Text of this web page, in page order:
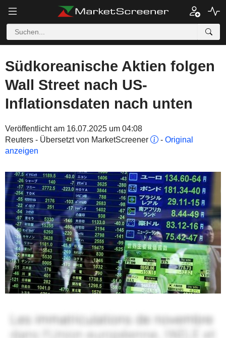
Südkoreanische Aktien folgen
Wall Street nach US-
Inflationsdaten nach unten
Veröffentlicht am 16.07.2025 um 04:08
Reuters - Übersetzt von MarketScreener
- Original
anzeigen